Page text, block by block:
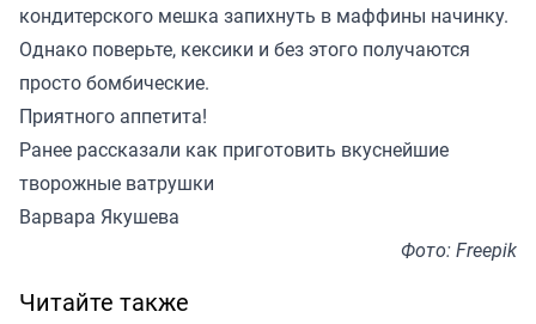
кондитерского мешка запихнуть в маффины начинку.
Однако поверьте, кексики и без этого получаются
просто бомбические.
Приятного аппетита!
Ранее рассказали как приготовить вкуснейшие
творожные ватрушки
Варвара Якушева
Фото: Freepik
Читайте также